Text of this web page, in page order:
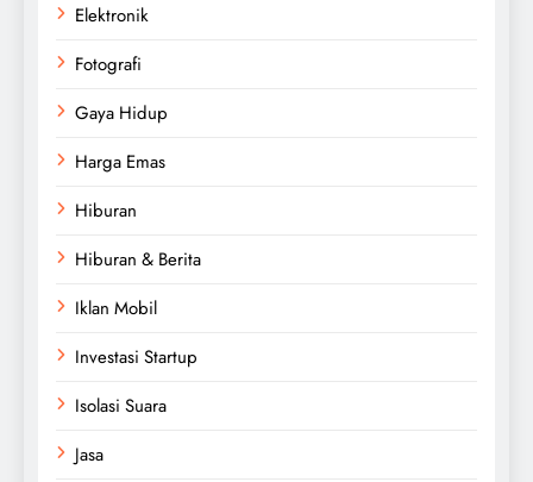
Elektronik
Fotografi
Gaya Hidup
Harga Emas
Hiburan
Hiburan & Berita
Iklan Mobil
Investasi Startup
Isolasi Suara
Jasa